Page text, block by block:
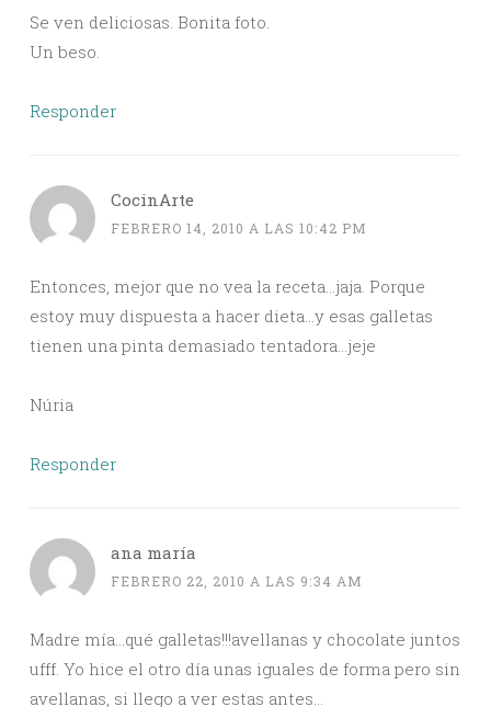
Se ven deliciosas. Bonita foto.
Un beso.
Responder
CocinArte
FEBRERO 14, 2010 A LAS 10:42 PM
Entonces, mejor que no vea la receta…jaja. Porque
estoy muy dispuesta a hacer dieta…y esas galletas
tienen una pinta demasiado tentadora…jeje
Núria
Responder
ana maría
FEBRERO 22, 2010 A LAS 9:34 AM
Madre mía…qué galletas!!!avellanas y chocolate juntos
ufff. Yo hice el otro día unas iguales de forma pero sin
avellanas, si llego a ver estas antes…